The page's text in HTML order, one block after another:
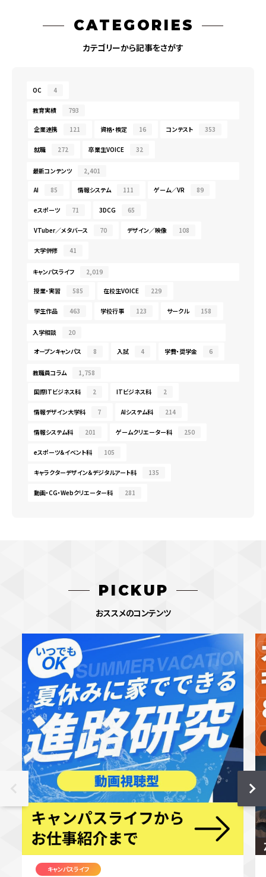
CATEGORIES
カテゴリーから記事をさがす
OC 4
教育実績 793
企業連携 121 資格・検定 16 コンテスト 353
就職 272 卒業生VOICE 32
最新コンテンツ 2,401
AI 85 情報システム 111 ゲーム／VR 89
eスポーツ 71 3DCG 65
VTuber／メタバース 70 デザイン／映像 108
大学併修 41
キャンパスライフ 2,019
授業・実習 585 在校生VOICE 229
学生作品 463 学校行事 123 サークル 158
入学相談 20
オープンキャンパス 8 入試 4 学費・奨学金 6
教職員コラム 1,758
国際ITビジネス科 2 ITビジネス科 2
情報デザイン大学科 7 AIシステム科 214
情報システム科 201 ゲームクリエーター科 250
eスポーツ＆イベント科 105
キャラクターデザイン＆デジタルアート科 135
動画・CG・Webクリエーター科 281
PICKUP
おススメのコンテンツ
キャンパスライフ